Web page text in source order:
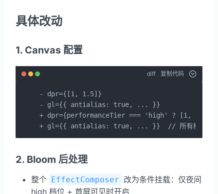
具体改动
1. Canvas 配置
diff 复制代码
- dpr={[1, 1.5]}
- gl={{ antialias: true, ... }}
+ dpr={performanceTier === 'high' ? [1,
+ gl={{ antialias: true, ... }}  // 所有档位保留
2. Bloom 后处理
整个 EffectComposer 改为条件挂载：仅夜间
high 档位 + 首屏可见时开启